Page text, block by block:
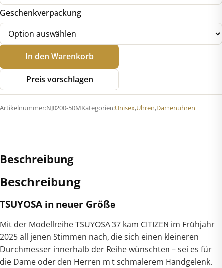
Geschenkverpackung
Citizen
NJ0200-
50M
Tsuyosa
Automatik
In den Warenkorb
Preis vorschlagen
Artikelnummer:NJ0200-50MKategorien:Unisex,Uhren,Damenuhren
Beschreibung
Beschreibung
TSUYOSA in neuer Größe
Mit der Modellreihe TSUYOSA 37 kam CITIZEN im Frühjahr
2025 all jenen Stimmen nach, die sich einen kleineren
Durchmesser innerhalb der Reihe wünschten – sei es für
die Dame oder den Herren mit schmalerem Handgelenk.